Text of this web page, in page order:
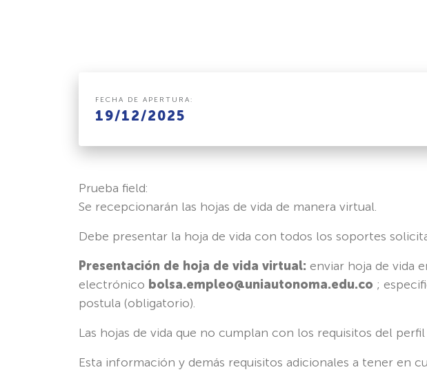
FECHA DE APERTURA:
19/12/2025
Prueba field:
Se recepcionarán las hojas de vida de manera virtual.
Debe presentar la hoja de vida con todos los soportes
Presentación de hoja de vida virtual: enviar hoja de vida
electrónico bolsa.empleo@uniautonoma.edu.co ;
postula (obligatorio).
Las hojas de vida que no cumplan con los requisitos del
Esta información y demás requisitos adicionales a tener en